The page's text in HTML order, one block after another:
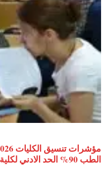
الطب 90% الحد الادني لكلية الهندسة